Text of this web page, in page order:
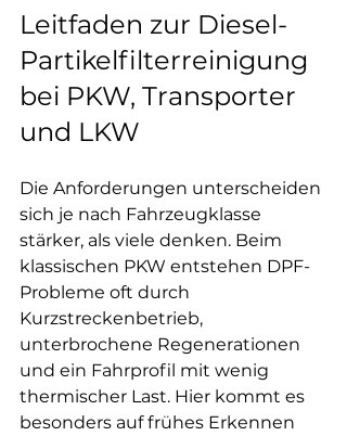
Leitfaden zur Diesel-
Partikelfilterreinigung
bei PKW, Transporter
und LKW
Die Anforderungen unterscheiden
sich je nach Fahrzeugklasse
stärker, als viele denken. Beim
klassischen PKW entstehen DPF-
Probleme oft durch
Kurzstreckenbetrieb,
unterbrochene Regenerationen
und ein Fahrprofil mit wenig
thermischer Last. Hier kommt es
besonders auf frühes Erkennen